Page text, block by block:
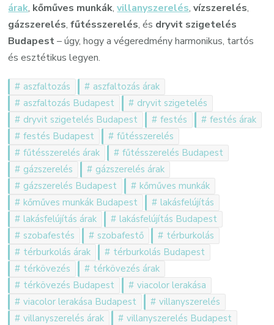
árak, kőműves munkák,villanyszerelés,vízszerelés,
gázszerelés,fűtésszerelés, és dryvit szigetelés
Budapest– úgy, hogy a végeredmény harmonikus, tartós
és esztétikus legyen.
aszfaltozás
aszfaltozás árak
aszfaltozás Budapest
dryvit szigetelés
dryvit szigetelés Budapest
festés
festés árak
festés Budapest
fűtésszerelés
fűtésszerelés árak
fűtésszerelés Budapest
gázszerelés
gázszerelés árak
gázszerelés Budapest
kőműves munkák
kőműves munkák Budapest
lakásfelújítás
lakásfelújítás árak
lakásfelújítás Budapest
szobafestés
szobafestő
térburkolás
térburkolás árak
térburkolás Budapest
térkövezés
térkövezés árak
térkövezés Budapest
viacolor lerakása
viacolor lerakása Budapest
villanyszerelés
villanyszerelés árak
villanyszerelés Budapest